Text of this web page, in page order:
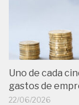
Uno de cada
gastos de
22/06/2026